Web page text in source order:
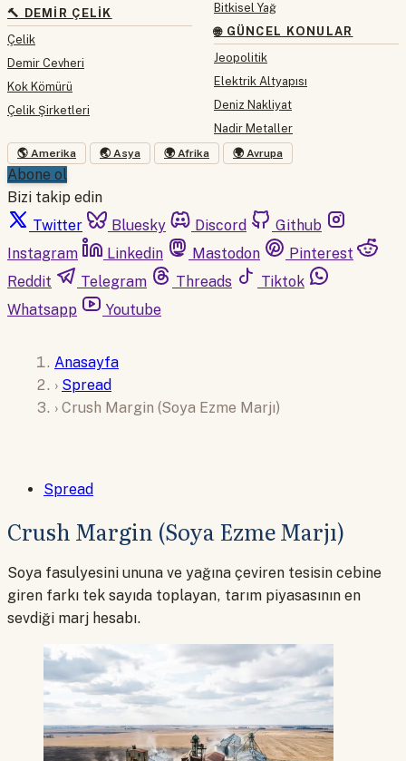
🔨 DEMIR ÇELIK
Çelik
Demir Cevheri
Kok Kömürü
Çelik Şirketleri
Bitkisel Yağ
🌐 GÜNCEL KONULAR
Jeopolitik
Elektrik Altyapısı
Deniz Nakliyat
Nadir Metaller
🌎 Amerika 🌏 Asya 🌍 Afrika 🌍 Avrupa
Abone ol
Bizi takip edin
Twitter
Bluesky Discord
Github
Instagram
Linkedin Mastodon
Pinterest
Reddit
Telegram Threads
Tiktok
Whatsapp
Youtube
Anasayfa
› Spread
› Crush Margin (Soya Ezme Marjı)
Spread
Crush Margin (Soya Ezme Marjı)
Soya fasulyesini ununa ve yağına çeviren tesisin cebine
giren farkı tek sayıda toplayan, tarım piyasasının en
sevdiği marj hesabı.